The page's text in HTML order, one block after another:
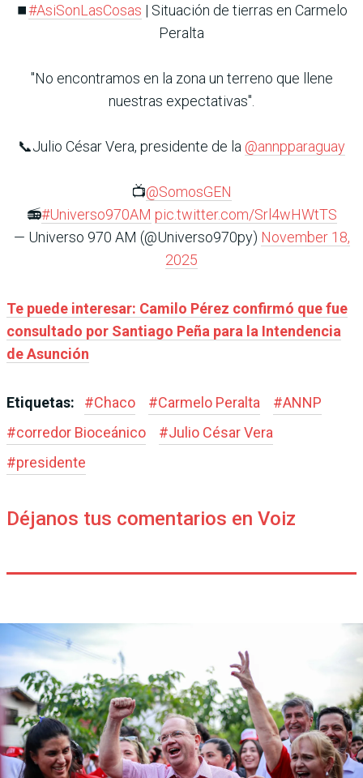
⏹️#AsiSonLasCosas | Situación de tierras en Carmelo
Peralta
"No encontramos en la zona un terreno que llene
nuestras expectativas".
📞Julio César Vera, presidente de la @annpparaguay
📺@SomosGEN
📻#Universo970AM pic.twitter.com/Srl4wHWtTS
— Universo 970 AM (@Universo970py) November 18,
2025
Te puede interesar: Camilo Pérez confirmó que fue
consultado por Santiago Peña para la Intendencia
de Asunción
Etiquetas: #Chaco #Carmelo Peralta #ANNP
#corredor Bioceánico #Julio César Vera
#presidente
Déjanos tus comentarios en Voiz